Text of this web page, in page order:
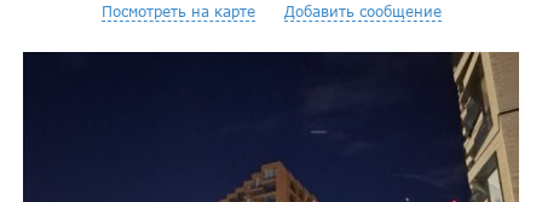
Посмотреть на карте Добавить сообщение